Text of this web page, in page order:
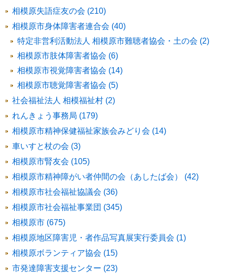
相模原失語症友の会 (210)
相模原市身体障害者連合会 (40)
特定非営利活動法人 相模原市難聴者協会・土の会 (2)
相模原市肢体障害者協会 (6)
相模原市視覚障害者協会 (14)
相模原市聴覚障害者協会 (5)
社会福祉法人 相模福祉村 (2)
れんきょう事務局 (179)
相模原市精神保健福祉家族会みどり会 (14)
車いすと杖の会 (3)
相模原市腎友会 (105)
相模原市精神障がい者仲間の会（あしたば会） (42)
相模原市社会福祉協議会 (36)
相模原市社会福祉事業団 (345)
相模原市 (675)
相模原地区障害児・者作品写真展実行委員会 (1)
相模原ボランティア協会 (15)
市発達障害支援センター (23)